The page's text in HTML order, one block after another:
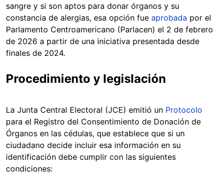
sangre y si son aptos para donar órganos y su
constancia de alergias, esa opción fue aprobada por el
Parlamento Centroamericano (Parlacen) el 2 de febrero
de 2026 a partir de una iniciativa presentada desde
finales de 2024.
Procedimiento y legislación
La Junta Central Electoral (JCE) emitió un Protocolo
para el Registro del Consentimiento de Donación de
Órganos en las cédulas, que establece que si un
ciudadano decide incluir esa información en su
identificación debe cumplir con las siguientes
condiciones: